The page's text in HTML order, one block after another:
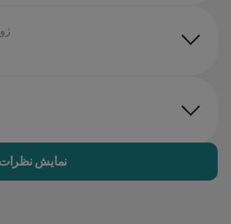
28
نمایش نظرات